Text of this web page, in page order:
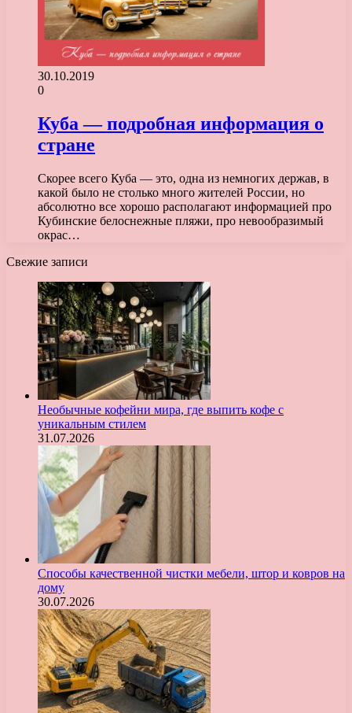
30.10.2019
0
Куба — подробная информация о
стране
Скорее всего Куба — это, одна из немногих держав, в
какой было не столько много жителей России, но
абсолютно все хорошо располагают информацией про
Кубинские белоснежные пляжи, про невообразимый
окрас…
Свежие записи
Необычные кофейни мира, где выпить кофе с
уникальным стилем
31.07.2026
Способы качественной чистки мебели, штор и ковров на
дому
30.07.2026